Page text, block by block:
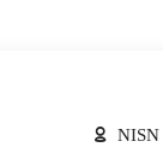
NISN